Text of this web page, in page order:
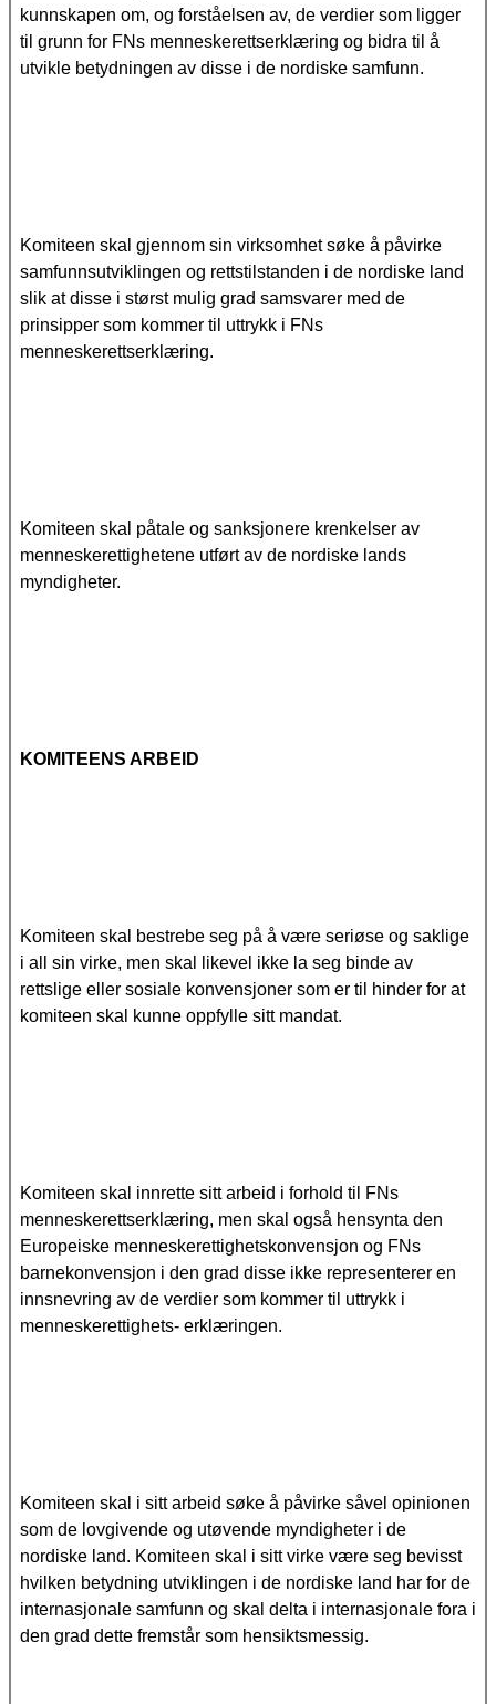
kunnskapen om, og forståelsen av, de verdier som ligger
til grunn for FNs menneskerettserklæring og bidra til å
utvikle betydningen av disse i de nordiske samfunn.
Komiteen skal gjennom sin virksomhet søke å påvirke
samfunnsutviklingen og rettstilstanden i de nordiske land
slik at disse i størst mulig grad samsvarer med de
prinsipper som kommer til uttrykk i FNs
menneskerettserklæring.
Komiteen skal påtale og sanksjonere krenkelser av
menneskerettighetene utført av de nordiske lands
myndigheter.
KOMITEENS ARBEID
Komiteen skal bestrebe seg på å være seriøse og saklige
i all sin virke, men skal likevel ikke la seg binde av
rettslige eller sosiale konvensjoner som er til hinder for at
komiteen skal kunne oppfylle sitt mandat.
Komiteen skal innrette sitt arbeid i forhold til FNs
menneskerettserklæring, men skal også hensynta den
Europeiske menneskerettighetskonvensjon og FNs
barnekonvensjon i den grad disse ikke representerer en
innsnevring av de verdier som kommer til uttrykk i
menneskerettighets- erklæringen.
Komiteen skal i sitt arbeid søke å påvirke såvel opinionen
som de lovgivende og utøvende myndigheter i de
nordiske land. Komiteen skal i sitt virke være seg bevisst
hvilken betydning utviklingen i de nordiske land har for de
internasjonale samfunn og skal delta i internasjonale fora i
den grad dette fremstår som hensiktsmessig.